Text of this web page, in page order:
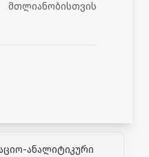
ანალიტიკური